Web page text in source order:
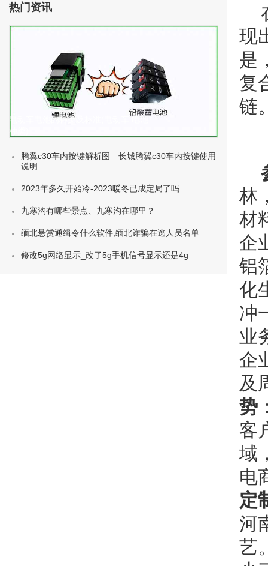
现
是
复
链
林
材
企
铝
化
冲
业
企
及
势
客
域
电
定
河
艺
热门资讯
电动车电池的种类及标准(电动车 电池
种类)
腾翼c30车内按键解析图—长城腾翼c30车内按键使用
说明
2023年多久开始冷-2023暖冬已成定局了吗
九寒沟有哪些景点、九寒沟在哪里？
缅北悬赏通缉令什么软件,缅北诈骗在逃人员名单
修改5g网络显示_改了5g手机信号显示还是4g